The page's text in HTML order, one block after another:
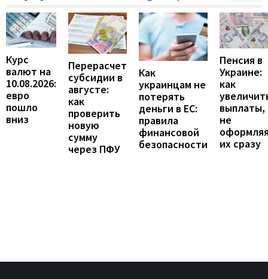
Курс
валют на
10.08.2026:
евро
пошло
вниз
Перерасчет
субсидии в
августе:
как
проверить
новую
сумму
через ПФУ
Как
украинцам не
потерять
деньги в ЕС:
правила
финансовой
безопасности
Пенсия в
Украине:
как
выплаты,
не
их сразу